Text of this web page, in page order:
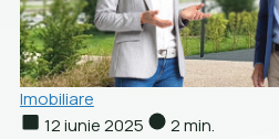
Imobiliare
12 iunie 2025
2 min.